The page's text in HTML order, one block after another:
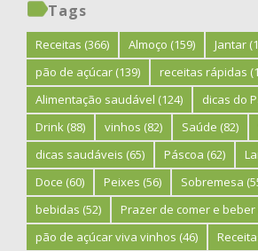
Tags
Receitas (366) Almoço (159) Jantar
pão de açúcar (139) receitas rápidas
Alimentação saudável (124) dicas do
Drink (88) vinhos (82) Saúde (82)
dicas saudáveis (65) Páscoa (62)
Doce (60) Peixes (56) Sobremesa
bebidas (52) Prazer de comer e beber
pão de açúcar viva vinhos (46)